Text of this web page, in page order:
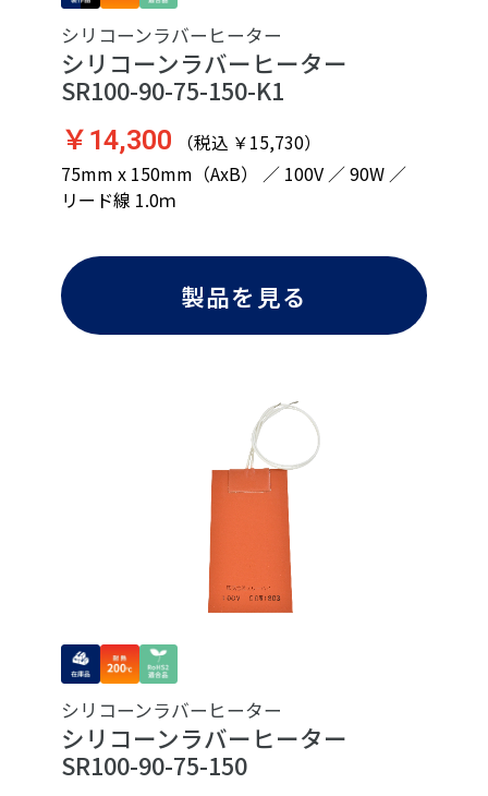
シリコーンラバーヒーター
シリコーンラバーヒーター
SR100-90-75-150-K1
￥14,300 （税込 ￥15,730）
75mm x 150mm（AxB） ／ 100V ／ 90W ／
リード線 1.0ｍ
製品を見る
シリコーンラバーヒーター
シリコーンラバーヒーター
SR100-90-75-150